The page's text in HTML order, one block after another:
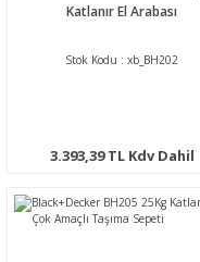
Katlanır El Arabası
Stok Kodu : xb_BH202
3.393,39 TL Kdv Dahil